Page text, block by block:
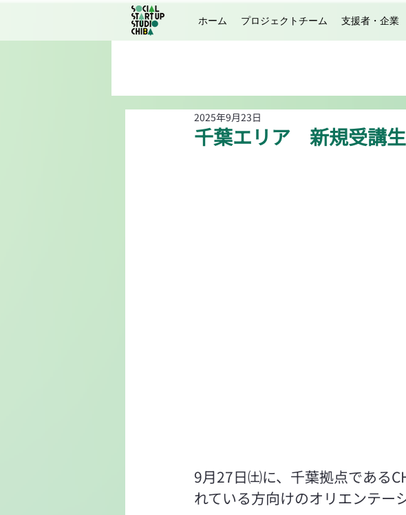
ホーム プロジェクトチーム 支援者・企業
千葉エリア 新規受講
2025年9月23日
9月27日㈯に、千葉拠点である
れている方向けのオリエンテー